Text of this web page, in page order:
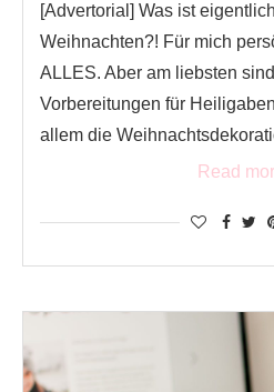
[Advertorial] Was ist
Weihnachten?! Für mich
ALLES. Aber am liebsten
Vorbereitungen für
allem die
Read